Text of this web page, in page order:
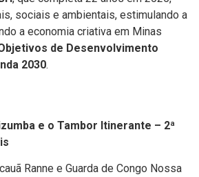
sociais e ambientais, estimulando a
a economia criativa em Minas
de Desenvolvimento
2030.
e o Tambor Itinerante – 2ª
Ranne e Guarda de Congo Nossa